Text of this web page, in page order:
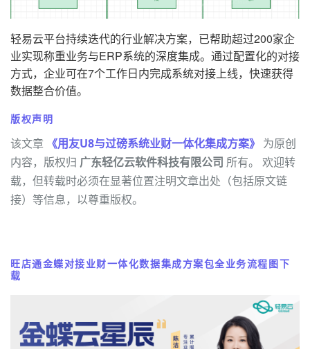
轻易云平台持续迭代的行业解决方案，已帮助超过200家企
业实现称重业务与ERP系统的深度集成。通过配置化的对接
方式，企业可在7个工作日内完成系统对接上线，快速获得
数据整合价值。
版权声明
该文章 《用友U8与过磅系统业财一体化集成方案》 为原创
内容，版权归 广东轻亿云软件科技有限公司 所有。 欢迎转
载，但转载时必须在显著位置注明文章出处（包括原文链
接）等信息，以尊重版权。
旺店通金蝶对接业财一体化数据集成方案包全业务流程图下
载